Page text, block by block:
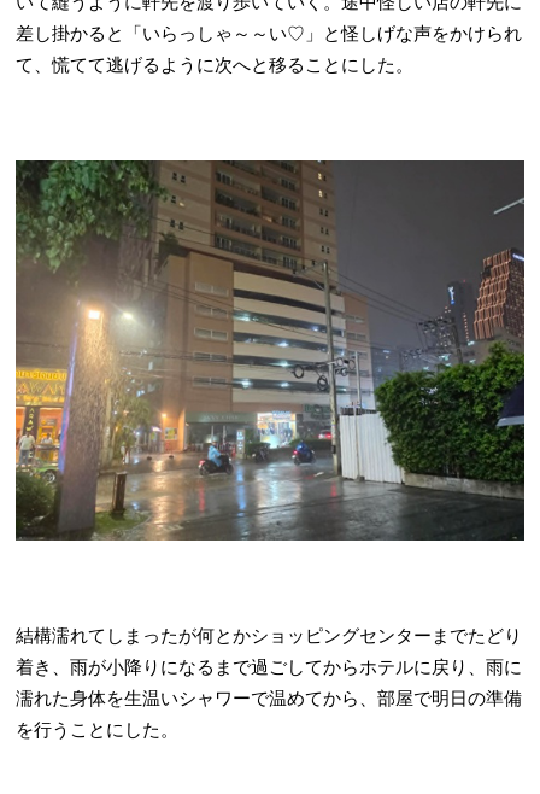
差し掛かると「いらっしゃ～～い♡」と怪しげな声をかけられ
て、慌てて逃げるように次へと移ることにした。
結構濡れてしまったが何とかショッピングセンターまでたどり
着き、雨が小降りになるまで過ごしてからホテルに戻り、雨に
濡れた身体を生温いシャワーで温めてから、部屋で明日の準備
を行うことにした。